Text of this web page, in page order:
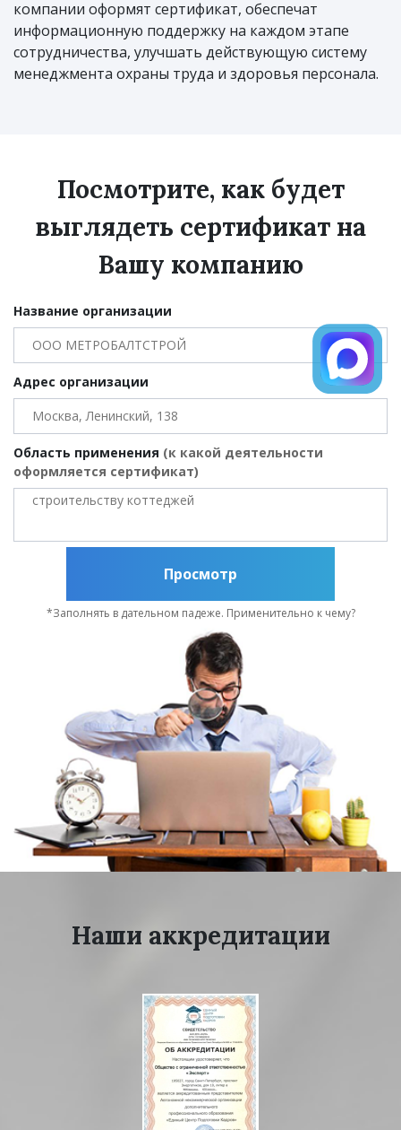
компании оформят сертификат, обеспечат
информационную поддержку на каждом этапе
сотрудничества, улучшать действующую систему
менеджмента охраны труда и здоровья персонала.
Посмотрите, как будет
выглядеть сертификат на
Вашу компанию
Название организации
Адрес организации
Область применения (к какой деятельности
оформляется сертификат)
Просмотр
*Заполнять в дательном падеже. Применительно к чему?
Наши аккредитации